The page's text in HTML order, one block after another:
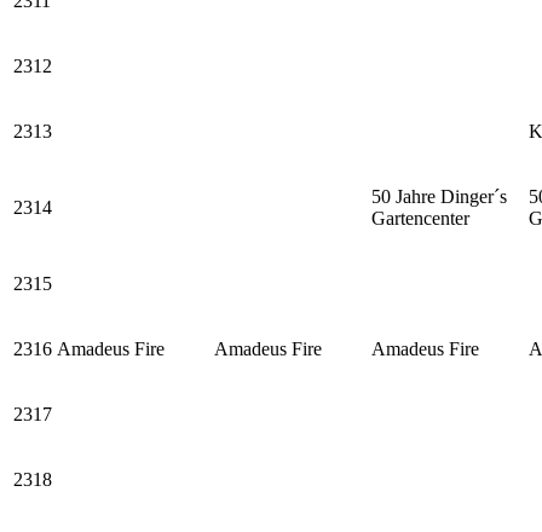
2312
2313
2314
50 Jahre Dinger´s
Gartencenter
2315
2316 Amadeus Fire Amadeus Fire Amadeus Fire
2317
2318